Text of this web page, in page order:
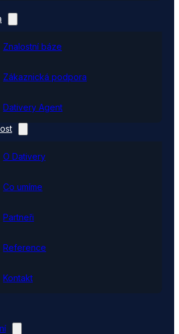
Znalostní báze
Zákaznická podpora
Dativery Agent
O Dativery
Co umíme
Partneři
Reference
Kontakt